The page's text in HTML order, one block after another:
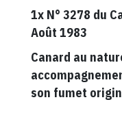
1x N° 3278 du
Août 1983
Canard au
son fumet